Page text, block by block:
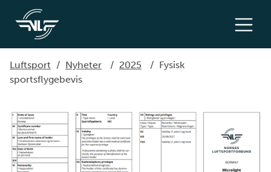
Luftsport / Nyheter / 2025 / Fysisk
sportsflygebevis